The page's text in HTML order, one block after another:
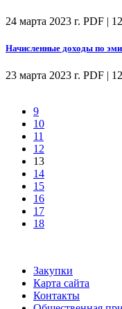
24 марта 2023 г. PDF |
Начисленные доходы по
23 марта 2023 г. PDF |
9
10
11
12
13
14
15
16
17
18
Закупки
Карта сайта
Контакты